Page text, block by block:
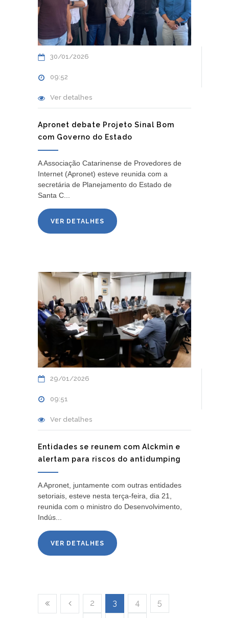
30/01/2026
09:52
Ver detalhes
Apronet debate Projeto Sinal Bom
com Governo do Estado
A Associação Catarinense de Provedores de
Internet (Apronet) esteve reunida com a
secretária de Planejamento do Estado de
Santa C...
VER DETALHES
29/01/2026
09:51
Ver detalhes
Entidades se reunem com Alckmin e
alertam para riscos do antidumping
A Apronet, juntamente com outras entidades
setoriais, esteve nesta terça-feira, dia 21,
reunida com o ministro do Desenvolvimento,
Indús...
VER DETALHES
2 3 4
5